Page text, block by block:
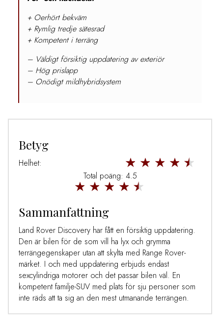
+ Oerhört bekväm
+ Rymlig tredje sätesrad
+ Kompetent i terräng
– Väldigt försiktig uppdatering av exteriör
– Hög prislapp
– Onödigt mildhybridsystem
Betyg
Helhet:
Total poäng: 4.5
Sammanfattning
Land Rover Discovery har fått en försiktig uppdatering.
Den är bilen för de som vill ha lyx och grymma
terrängegenskaper utan att skylta med Range Rover-
märket. I och med uppdatering erbjuds endast
sexcylindriga motorer och det passar bilen väl. En
kompetent familje-SUV med plats för sju personer som
inte räds att ta sig an den mest utmanande terrängen.